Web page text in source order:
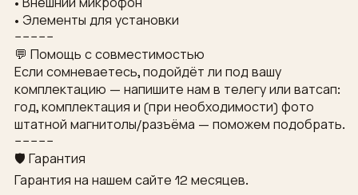
• Элементы для установки
−−−−−
💬 Помощь с совместимостью
Если сомневаетесь, подойдёт ли под вашу
комплектацию — напишите нам в телегу или ватсап:
год, комплектация и (при необходимости) фото
штатной магнитолы/разъёма — поможем подобрать.
−−−−−
🛡 Гарантия
Гарантия на нашем сайте 12 месяцев.